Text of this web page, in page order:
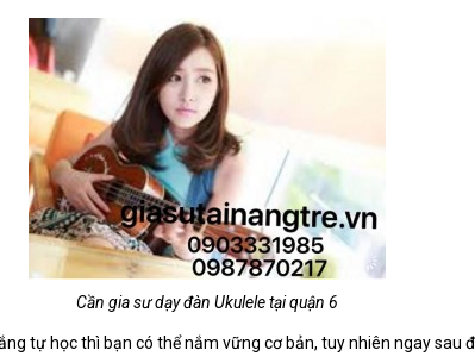
Cần gia sư dạy đàn Ukulele tại quận 6
tự học thì bạn có thể nắm vững cơ bản, tuy nhiên ngay sau